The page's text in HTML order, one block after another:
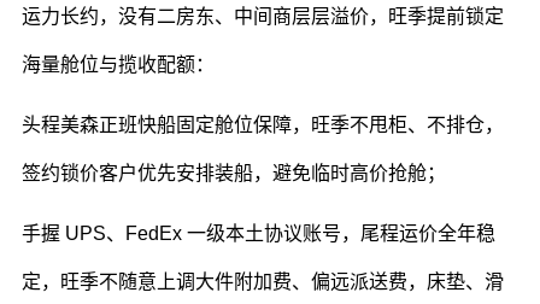
运力长约，没有二房东、中间商层层溢价，旺季提前锁定
海量舱位与揽收配额：
头程美森正班快船固定舱位保障，旺季不甩柜、不排仓，
签约锁价客户优先安排装船，避免临时高价抢舱；
手握 UPS、FedEx 一级本土协议账号，尾程运价全年稳
定，旺季不随意上调大件附加费、偏远派送费，床垫、滑